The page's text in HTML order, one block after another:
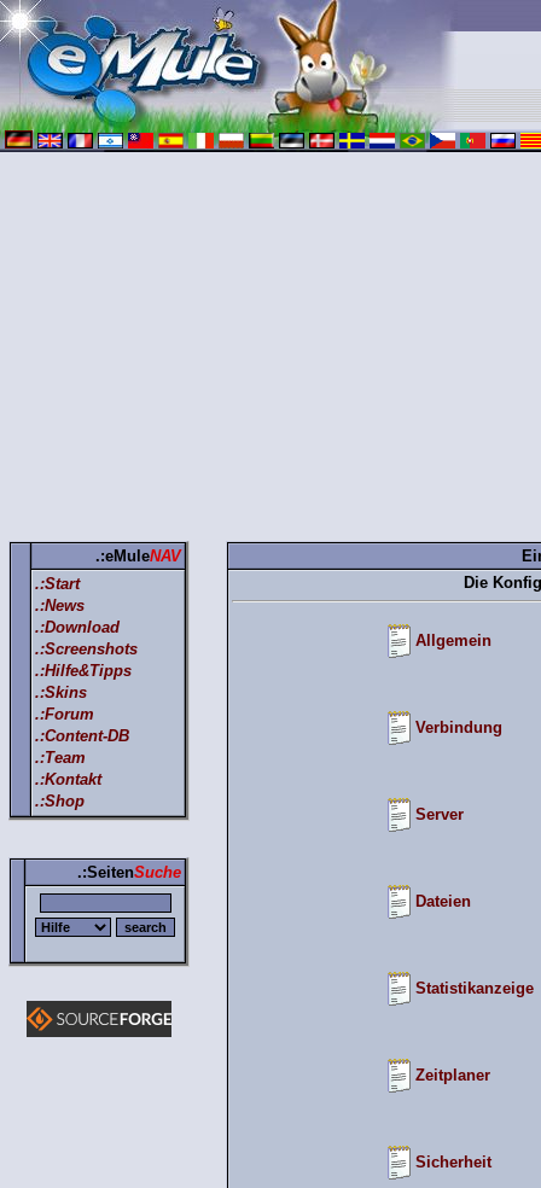
.:eMuleNAV
.:Start
.:News
.:Download
.:Screenshots
.:Hilfe&Tipps
.:Skins
.:Forum
.:Content-DB
.:Team
.:Kontakt
.:Shop
.:SeitenSuche
Die
Allgemein
Verbindung
Server
Dateien
Statistikanzeige
Zeitplaner
Sicherheit